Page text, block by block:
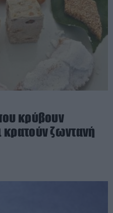
κρύβουν
κρατούν ζωντανή